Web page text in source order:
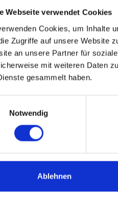
Webseite verwendet Cookies
Cookies, um Inhalte
Zugriffe auf unsere Website
an unsere Partner für
mit weiteren Daten
gesammelt haben.
Notwendig
Ablehnen
in
unterstützt Sie gern.
Bahnsportplatz und